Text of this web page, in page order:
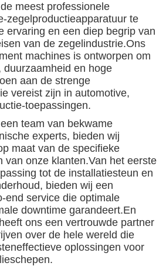
meest professionele
zegelproductieapparatuur te
ervaring en een diep begrip van
van de zegelindustrie.Ons
machines is ontworpen om
duurzaamheid en hoge
aan de strenge
vereist zijn in automotive,
toepassingen.
team van bekwame
experts, bieden wij
maat van de specifieke
van onze klanten.Van het eerste
tot de installatiesteun en
bieden wij een
end service die optimale
downtime garandeert.En
ons een vertrouwde partner
over de hele wereld die
oplossingen voor